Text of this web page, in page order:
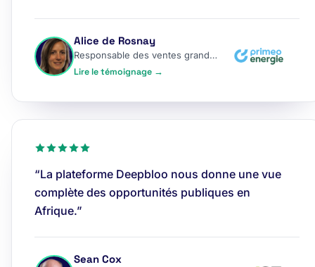
Alice de Rosnay
Responsable des ventes grands comptes
Lire le témoignage →
“La plateforme Deepbloo nous donne une vue
complète des opportunités publiques en
Afrique.”
Sean Cox